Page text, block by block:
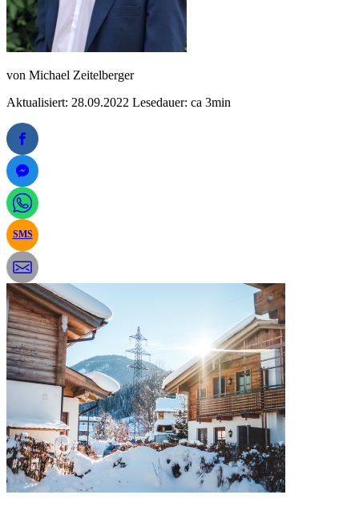
von Michael Zeitelberger
Aktualisiert: 28.09.2022 Lesedauer: ca 3min
SMS